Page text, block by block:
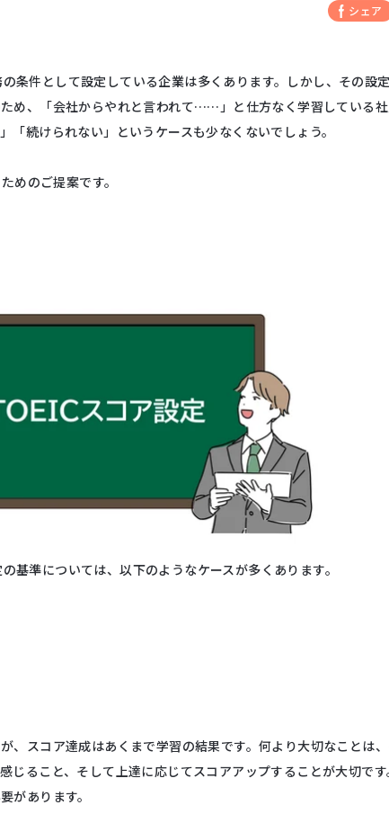
シェア
条件として設定している企業は多くあります。しかし、その設
め、「会社からやれと言われて……」と仕方なく学習している
「続けられない」というケースも少なくないでしょう。
めのご提案です。
基準については、以下のようなケースが多くあります。
、スコア達成はあくまで学習の結果です。何より大切なことは
じること、そして上達に応じてスコアアップすることが大切で
があります。